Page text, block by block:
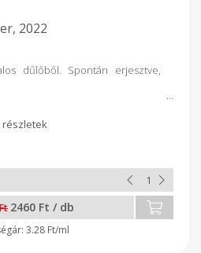
2022
dűlőből. Spontán erjesztve,
2460 Ft / db
3.28 Ft/ml